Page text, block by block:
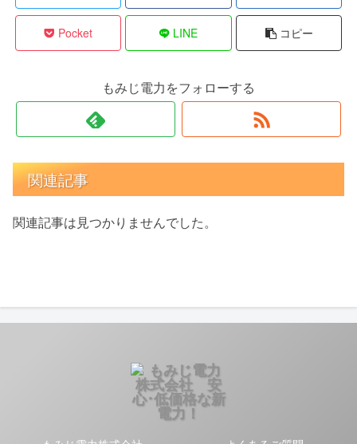
Pocket LINE コピー
もみじ電力をフォローする
関連記事
関連記事は見つかりませんでした。